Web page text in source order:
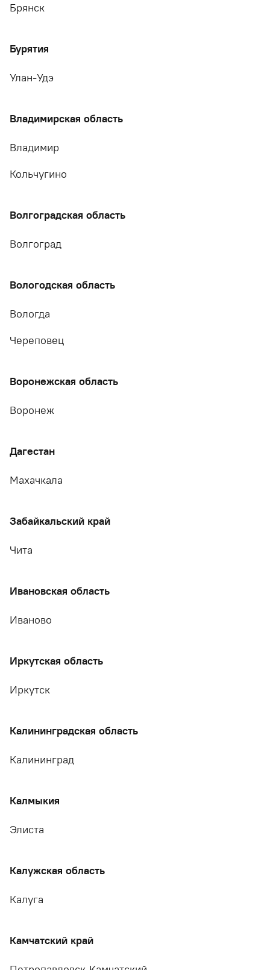
Брянск
Бурятия
Улан-Удэ
Владимирская область
Владимир
Кольчугино
Волгоградская область
Волгоград
Вологодская область
Вологда
Череповец
Воронежская область
Воронеж
Дагестан
Махачкала
Забайкальский край
Чита
Ивановская область
Иваново
Иркутская область
Иркутск
Калининградская область
Калининград
Калмыкия
Элиста
Калужская область
Калуга
Камчатский край